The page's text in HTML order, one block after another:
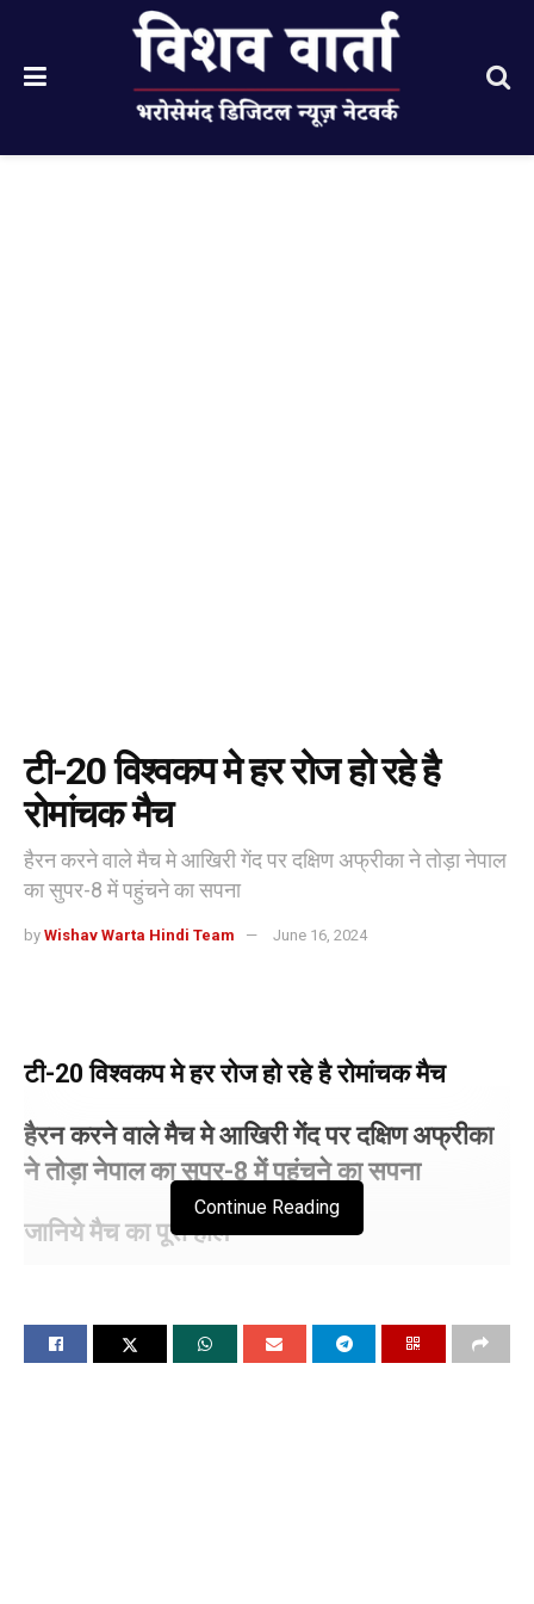
टी-20 विश्वकप मे हर रोज हो रहे है
रोमांचक मैच
हैरन करने वाले मैच मे आखिरी गेंद पर दक्षिण अफ्रीका ने तोड़ा नेपाल
का सुपर-8 में पहुंचने का सपना
by Wishav Warta Hindi Team June 16, 2024
टी-20 विश्वकप मे हर रोज हो रहे है रोमांचक मैच
हैरन करने वाले मैच मे आखिरी गेंद पर दक्षिण अफ्रीका
ने तोड़ा नेपाल का सुपर-8 में पहुंचने का सपना
जानिये मैच का पूरा हाल
है। मैच कभी एक गेंद पर तो कभी एक ओवर मे पूरा पलट जाता है। ऐसा ही
Continue Reading